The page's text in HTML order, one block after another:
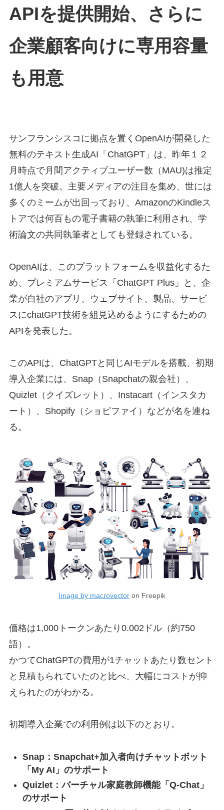
APIを提供開始、さらに
企業顧客向けに専用容量
も用意
サンフランシスコに拠点を置くOpenAIが開発した
無料のテキスト生成AI「ChatGPT」は、昨年１２
月時点で月間アクティブユーザー数（MAU)は推定
1億人を突破。主要メディアの注目を集め、世には
多くのミームが出回っており、AmazonのKindleス
トアでは何百もの電子書籍の執筆に利用され、学
術論文の共同執筆者としても登録されている。
OpenAIは、このプラットフォームを収益化するた
め、プレミアムサービス「ChatGPT Plus」と、企
業が自社のアプリ、ウェブサイト、製品、サービ
スにchatGPT技術を組見込めるようにするための
APIを発表した。
このAPIは、ChatGPTと同じAIモデルを搭載、初期
導入企業には、Snap（Snapchatの親会社）、
Quizlet（クイズレット）、Instacart（インスタカ
ート）、Shopify（ショピファイ）などが名を連ね
る。
Image by macrovector on Freepik
価格は1,000トークンあたり0.002ドル（約750
語）。
かつてChatGPTの費用が1チャットあたり数セント
と見積もられていたのと比べ、大幅にコストが抑
えられたのがわかる。
初期導入企業での利用例は以下のとおり。
Snap：Snapchat+加入者向けチャットボット
「My AI」のサポート
Quizlet：バーチャル家庭教師機能「Q-Chat」
のサポート